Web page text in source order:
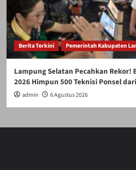
Berita Terkini Pemerintah Kabupaten
Lampung Selatan Pecahkan Rekor!
2026 Himpun 500 Teknisi Ponsel
admin 6 Agustus 2026